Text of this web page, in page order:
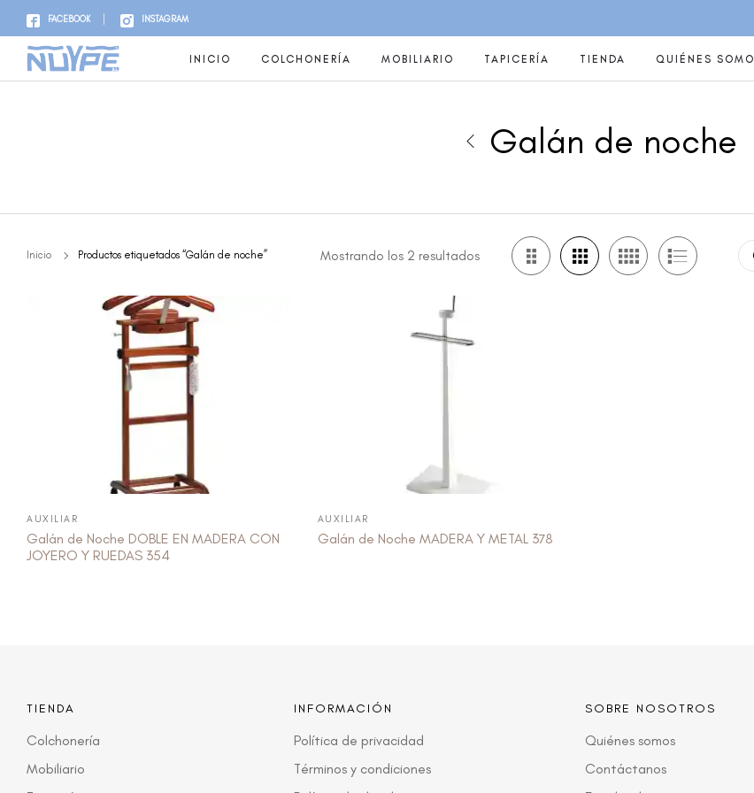
FACEBOOK INSTAGRAM
INICIO COLCHONERÍA MOBILIARIO TAPICERÍA TIENDA QUIÉNES
Galán de noche
Inicio Productos etiquetados “Galán de noche” Mostrando los 2 resultados
AUXILIAR
Galán de Noche DOBLE EN MADERA CON
JOYERO Y RUEDAS 354
AUXILIAR
Galán de Noche MADERA Y METAL 378
TIENDA
Colchonería
Mobiliario
INFORMACIÓN
Política de privacidad
Términos y condiciones
SOBRE NOSOTROS
Quiénes somos
Contáctanos